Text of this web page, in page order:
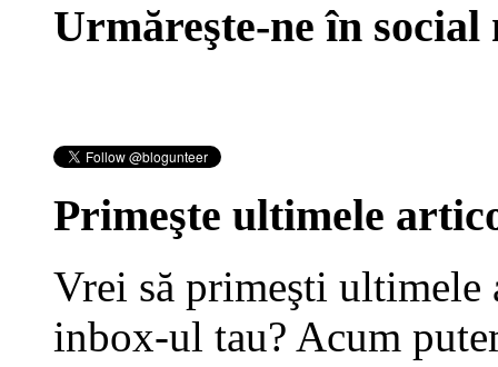
Urmăreşte-ne în social
Primeşte ultimele
Vrei să primeşti
inbox-ul tau? Acum